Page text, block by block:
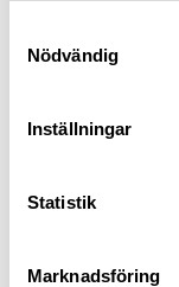
Nödvändig
Inställningar
Statistik
Marknadsföring